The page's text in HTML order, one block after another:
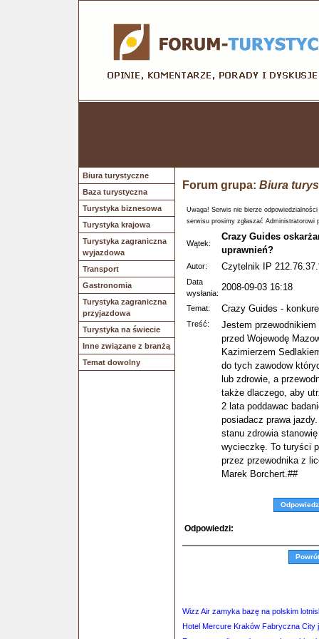
Biura turystyczne
Baza turystyczna
Turystyka biznesowa
Turystyka krajowa
Turystyka zagraniczna
wyjazdowa
Transport
Gastronomia
Turystyka zagraniczna
przyjazdowa
Turystyka na świecie
Inne związane z branżą
Temat dowolny
Forum grupa: Biura
Uwaga! Serwis nie bierze
serwisu prosimy zgłaszać Administratorowi
Wątek:
Crazy Guides
uprawnień?
Autor: Czytelnik IP
Data
wysłania:
2008-09-03 16:18
Temat: Crazy Guides -
Treść:
Jestem
przed Wojewodę
Kazimierzem
do tych zawodow
lub zdrowie, a
także dlaczego, aby
2 lata poddawac
posiadacz prawa
stanu zdrowia
wycieczkę. To turyści
przez przewodnika z
Marek Borchert.##
Odpowiedz
Odpowiedzi:
Wizz Air zamyka bazę na polskim
Hotel Mercure Kraków Fabryczna City